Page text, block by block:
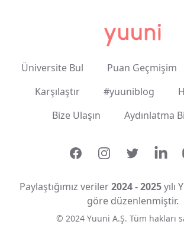
Üniversite Bul Puan Geçmişim
Karşılaştır
#yuuniblog
Bize Ulaşın
Aydınlatma
FacebookInstagramTwitter
Paylaştığımız veriler2024 - 2025yılı
göre düzenlenmiştir.
© 2024 Yuuni A.Ş. Tüm hakları